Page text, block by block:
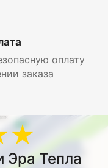
оплату
заказа
Эра Тепла